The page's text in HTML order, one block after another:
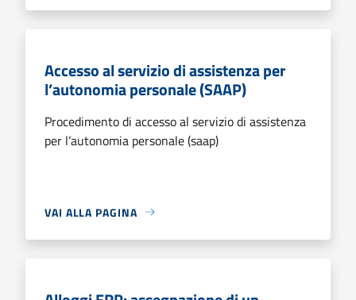
Accesso al servizio di assistenza per
l’autonomia personale (SAAP)
Procedimento di accesso al servizio di assistenza
per l’autonomia personale (saap)
VAI ALLA PAGINA